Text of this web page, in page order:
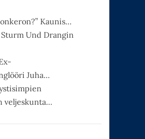
Kaunis…
Und Drangin
Juha…
veljeskunta…